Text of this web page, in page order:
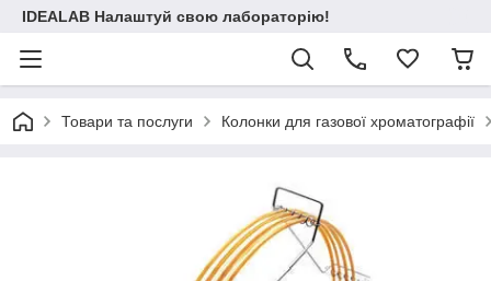
IDEALAB Налаштуй свою лабораторію!
Товари та послуги Колонки для газової хроматографії